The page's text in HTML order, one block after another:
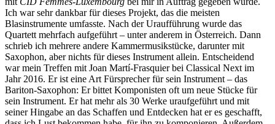
Ich war sehr dankbar für dieses Projekt, das die meisten
Blasinstrumente umfasste. Nach der Uraufführung wurde das
Quartett mehrfach aufgeführt – unter anderem in Österreich. Dann
schrieb ich mehrere andere Kammermusikstücke, darunter mit
Saxophon, aber nichts für dieses Instrument allein. Entscheidend
war mein Treffen mit Joan Martí-Frasquier bei Classical Next im
Jahr 2016. Er ist eine Art Fürsprecher für sein Instrument – das
Bariton-Saxophon: Er bittet Komponisten oft um neue Stücke für
sein Instrument. Er hat mehr als 30 Werke uraufgeführt und mit
seiner Hingabe an das Schaffen und Entdecken hat er es geschafft,